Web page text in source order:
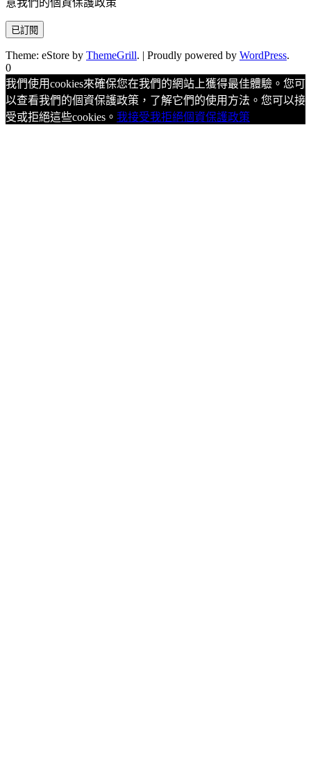
意我們的個資保護政策
Theme: eStore by ThemeGrill. | Proudly powered by WordPress.
0
我們使用cookies來確保您在我們的網站上獲得最佳體驗。您可
以查看我們的個資保護政策，了解它們的使用方法。您可以接
受或拒絕這些cookies。 我接受我拒絕個資保護政策